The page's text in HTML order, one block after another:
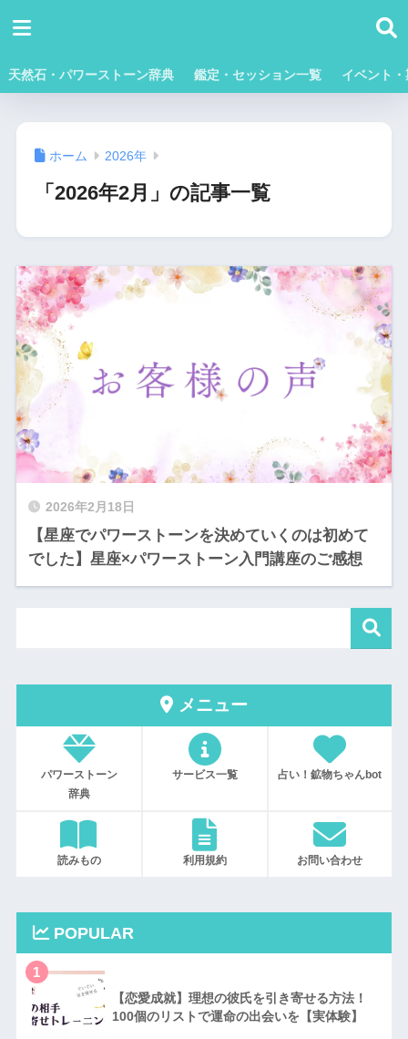
天然石・パワーストーン辞典 鑑定・セッション一覧 イベント
ホーム 2026年
「2026年2月」の記事一覧
2026年2月18日
【星座でパワーストーンを決めていくのは初めて
でした】星座×パワーストーン入門講座のご感想
メニュー
パワーストーン
辞典
サービス一覧 占い！鉱物ちゃんbot
読みもの 利用規約 お問い合わせ
POPULAR
1
【恋愛成就】理想の彼氏を引き寄せる方法！
100個のリストで運命の出会いを【実体験】